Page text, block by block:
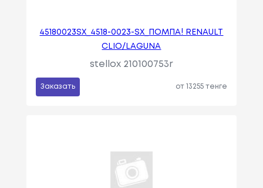
45180023SX_4518-0023-SX_ПОМПА! RENAULT
CLIO/LAGUNA
stellox 210100753r
Заказать от 13255 тенге